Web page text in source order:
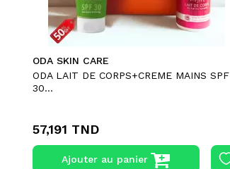
ODA SKIN CARE
ODA LAIT DE CORPS+CREME MAINS SPF
30...
57,191 TND
Ajouter au panier